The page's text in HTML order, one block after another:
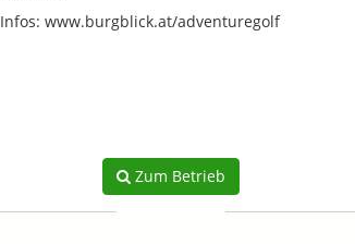
Infos: www.burgblick.at/adventuregolf
Zum Betrieb